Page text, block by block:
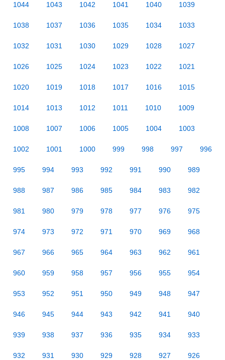
1044 1043 1042 1041 1040 1039
1038 1037 1036 1035 1034 1033
1032 1031 1030 1029 1028 1027
1026 1025 1024 1023 1022 1021
1020 1019 1018 1017 1016 1015
1014 1013 1012 1011 1010 1009
1008 1007 1006 1005 1004 1003
1002 1001 1000 999 998 997 996
995 994 993 992 991 990 989
988 987 986 985 984 983 982
981 980 979 978 977 976 975
974 973 972 971 970 969 968
967 966 965 964 963 962 961
960 959 958 957 956 955 954
953 952 951 950 949 948 947
946 945 944 943 942 941 940
939 938 937 936 935 934 933
932 931 930 929 928 927 926